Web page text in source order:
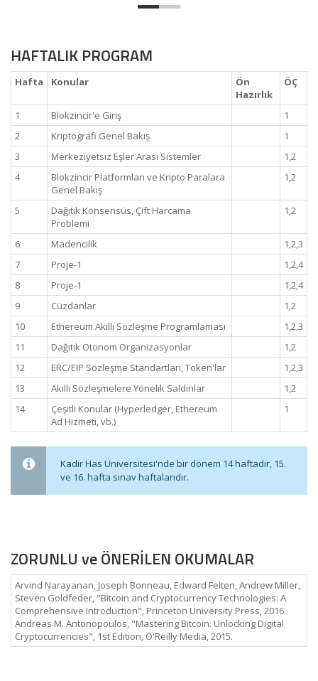
HAFTALIK PROGRAM
Hafta Konular
Ön
Hazırlık
ÖÇ
1 Blokzincir'e Giriş
1
2
Kriptografi Genel Bakış
1
3
Merkeziyetsiz Eşler Arası Sistemler
1,2
4
Blokzincir Platformları ve Kripto Paralara
Genel Bakış
1,2
5
Dağıtık Konsensüs, Çift Harcama
Problemi
1,2
6 Madencilik
1,2,3
7
Proje-1
1,2,4
8
Proje-1
1,2,4
9
Cüzdanlar
1,2
10
Ethereum Akıllı Sözleşme Programlaması
1,2,3
11
Dağıtık Otonom Organizasyonlar
1,2
12
ERC/EIP Sözleşme Standartları, Token'lar
1,2,3
13
Akıllı Sözleşmelere Yönelik Saldırılar
1,2
14
Çeşitli Konular (Hyperledger, Ethereum
Ad Hizmeti, vb.)
1
Kadir Has Üniversitesi'nde bir dönem 14 haftadır, 15.
ve 16. hafta sınav haftalarıdır.
ZORUNLU ve ÖNERİLEN OKUMALAR
Arvind Narayanan, Joseph Bonneau, Edward Felten, Andrew Miller,
Steven Goldfeder, "Bitcoin and Cryptocurrency Technologies: A
Comprehensive Introduction", Princeton University Press, 2016.
Andreas M. Antonopoulos, "Mastering Bitcoin: Unlocking Digital
Cryptocurrencies", 1st Edition, O'Reilly Media, 2015.